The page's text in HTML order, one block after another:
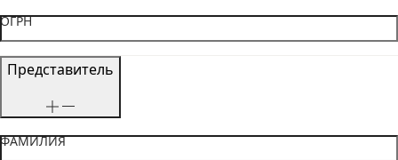
ОГРН
Представитель
ФАМИЛИЯ